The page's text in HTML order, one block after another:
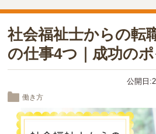
社会福祉士からの転
の仕事4つ｜成功の
公開日
働き方